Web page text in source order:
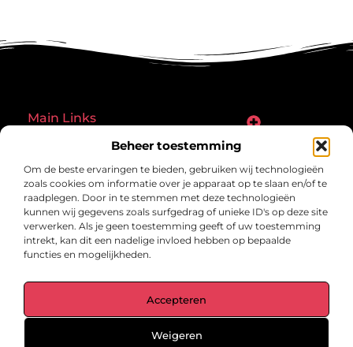
Beheer toestemming
Om de beste ervaringen te bieden, gebruiken wij technologieën
zoals cookies om informatie over je apparaat op te slaan en/of te
raadplegen. Door in te stemmen met deze technologieën
kunnen wij gegevens zoals surfgedrag of unieke ID's op deze site
verwerken. Als je geen toestemming geeft of uw toestemming
intrekt, kan dit een nadelige invloed hebben op bepaalde
functies en mogelijkheden.
Accepteren
Weigeren
Main Links
inspirerende verhalen.
Ontdek blogs en artikelen over alles wat het dagelijks leven boeiend
maakt.